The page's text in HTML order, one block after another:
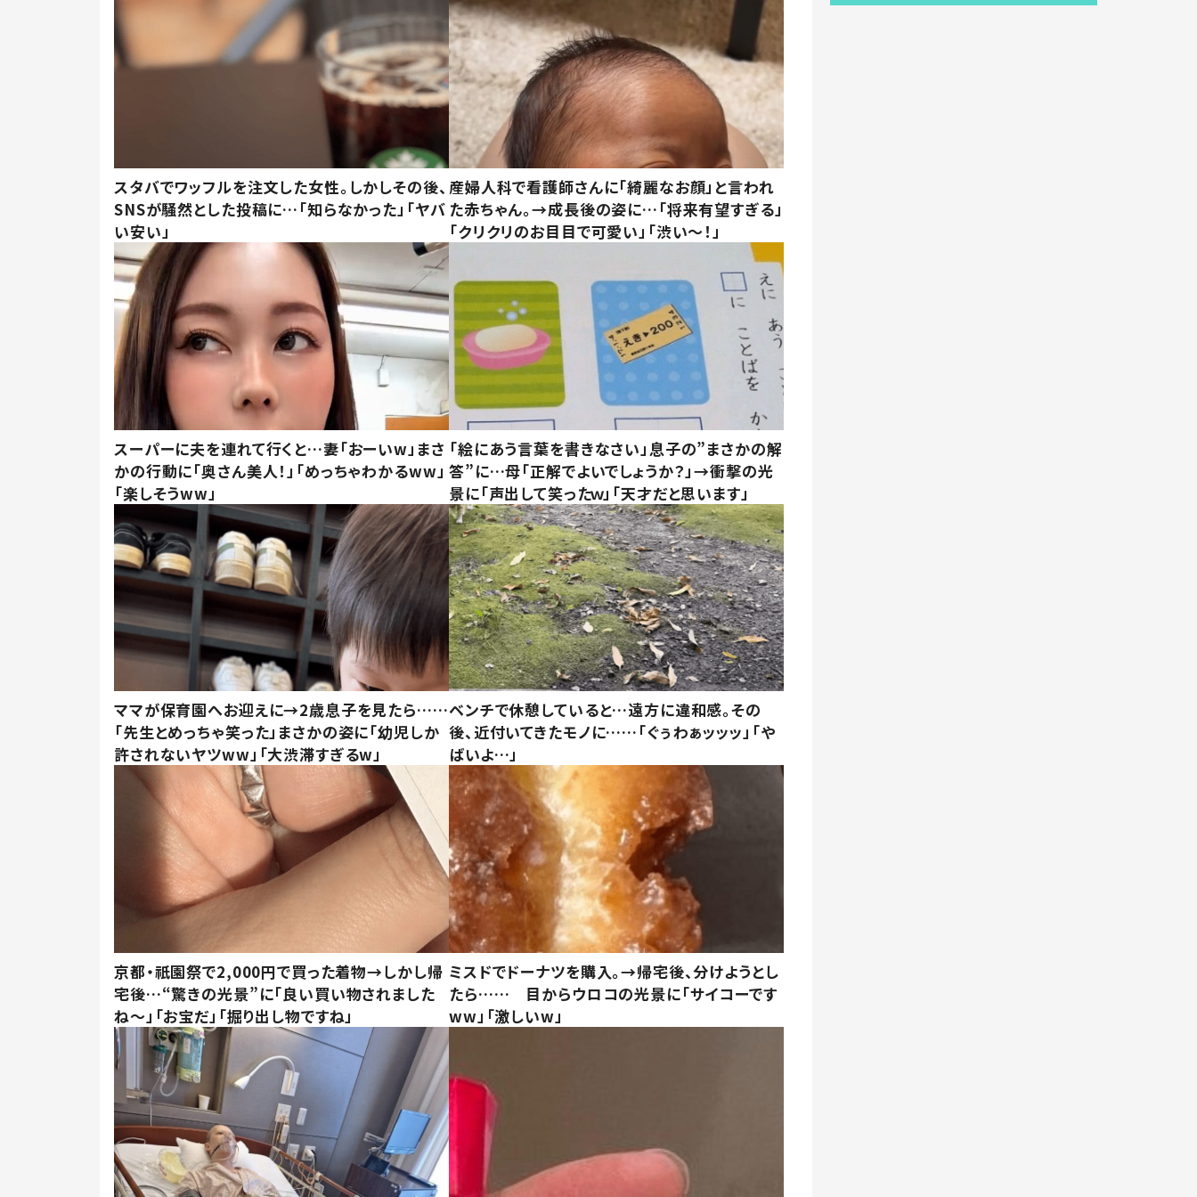
スタバでワッフルを注文した女性。しかしその後、
SNSが騒然とした投稿に…「知らなかった」「ヤバ
い安い」
産婦人科で看護師さんに「綺麗なお顔」と言われ
た赤ちゃん。→成長後の姿に…「将来有望すぎる」
「クリクリのお目目で可愛い」「渋い～！」
スーパーに夫を連れて行くと…妻「おーいw」まさ
かの行動に「奥さん美人！」「めっちゃわかるww」
「楽しそうww」
「絵にあう言葉を書きなさい」息子の”まさかの解
答”に…母「正解でよいでしょうか？」→衝撃の光
景に「声出して笑ったｗ」「天才だと思います」
ママが保育園へお迎えに→2歳息子を見たら……
「先生とめっちゃ笑った」まさかの姿に「幼児しか
許されないヤツww」「大渋滞すぎるw」
ベンチで休憩していると…遠方に違和感。その
後、近付いてきたモノに……「ぐぅわぁッッッ」「や
ばいよ…」
京都・祇園祭で2,000円で買った着物→しかし帰
宅後…“驚きの光景”に「良い買い物されました
ね～」「お宝だ」「掘り出し物ですね」
ミスドでドーナツを購入。→帰宅後、分けようとし
たら…… 目からウロコの光景に「サイコーです
ww」「激しいw」